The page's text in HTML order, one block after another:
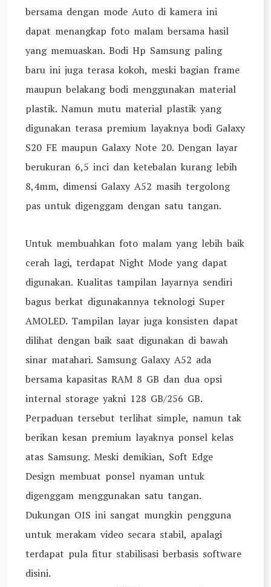
bersama dengan mode Auto di kamera ini
dapat menangkap foto malam bersama hasil
yang memuaskan. Bodi Hp Samsung paling
baru ini juga terasa kokoh, meski bagian frame
maupun belakang bodi menggunakan material
plastik. Namun mutu material plastik yang
digunakan terasa premium layaknya bodi Galaxy
S20 FE maupun Galaxy Note 20. Dengan layar
berukuran 6,5 inci dan ketebalan kurang lebih
8,4mm, dimensi Galaxy A52 masih tergolong
pas untuk digenggam dengan satu tangan.
Untuk membuahkan foto malam yang lebih baik
cerah lagi, terdapat Night Mode yang dapat
digunakan. Kualitas tampilan layarnya sendiri
bagus berkat digunakannya teknologi Super
AMOLED. Tampilan layar juga konsisten dapat
dilihat dengan baik saat digunakan di bawah
sinar matahari. Samsung Galaxy A52 ada
bersama kapasitas RAM 8 GB dan dua opsi
internal storage yakni 128 GB/256 GB.
Perpaduan tersebut terlihat simple, namun tak
berikan kesan premium layaknya ponsel kelas
atas Samsung. Meski demikian, Soft Edge
Design membuat ponsel nyaman untuk
digenggam menggunakan satu tangan.
Dukungan OIS ini sangat mungkin pengguna
untuk merakam video secara stabil, apalagi
terdapat pula fitur stabilisasi berbasis software
disini.